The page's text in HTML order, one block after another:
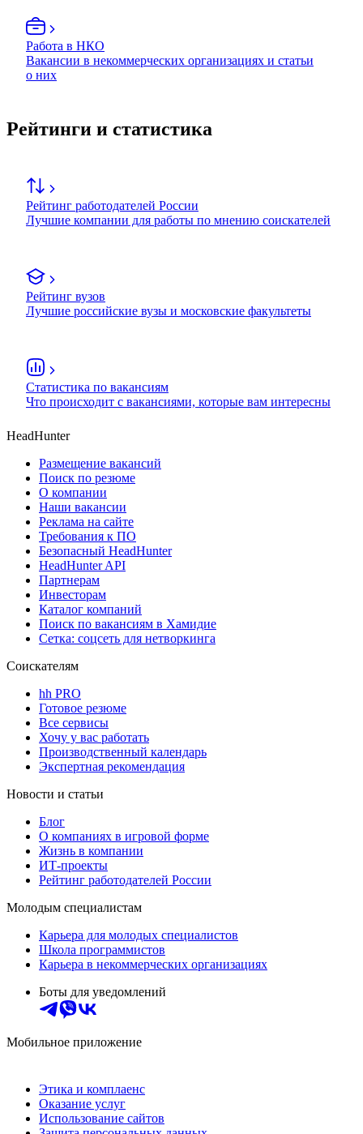
Работа в НКО
Вакансии в некоммерческих организациях и статьи
о них
Рейтинги и статистика
Рейтинг работодателей России
Лучшие компании для работы по мнению соискателей
Рейтинг вузов
Лучшие российские вузы и московские факультеты
Статистика по вакансиям
Что происходит с вакансиями, которые вам интересны
HeadHunter
Размещение вакансий
Поиск по резюме
О компании
Наши вакансии
Реклама на сайте
Требования к ПО
Безопасный HeadHunter
HeadHunter API
Партнерам
Инвесторам
Каталог компаний
Поиск по вакансиям в Хамидие
Сетка: соцсеть для нетворкинга
Соискателям
hh PRO
Готовое резюме
Все сервисы
Хочу у вас работать
Производственный календарь
Экспертная рекомендация
Новости и статьи
Блог
О компаниях в игровой форме
Жизнь в компании
ИТ-проекты
Рейтинг работодателей России
Молодым специалистам
Карьера для молодых специалистов
Школа программистов
Карьера в некоммерческих организациях
Боты для уведомлений
Мобильное приложение
Этика и комплаенс
Оказание услуг
Использование сайтов